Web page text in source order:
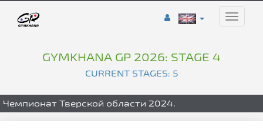
Toggle
GYMKHANA GP 2026: STAGE 4
CURRENT STAGES: 5
Чемпионат Тверской области 2024.